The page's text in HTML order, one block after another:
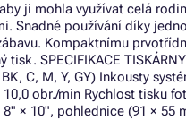
ji mohla využívat celá
Snadné používání díky
Kompaktnímu
SPECIFIKACE
C, M, Y, GY) Inkousty
obr./min Rychlost tisku
× 10", pohlednice (91 × 55